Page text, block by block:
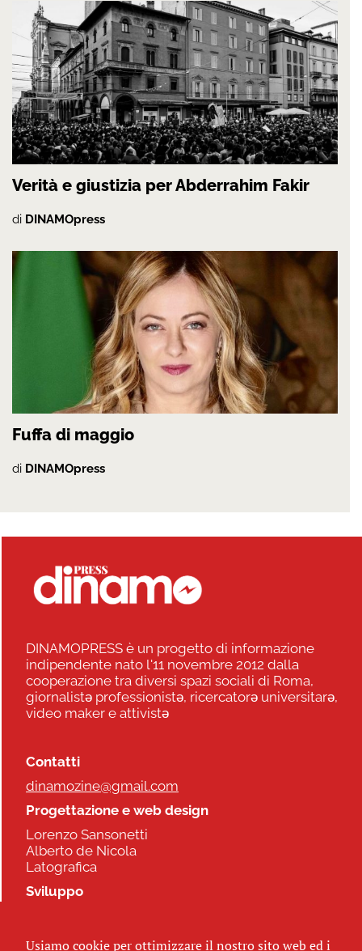
Verità e giustizia per Abderrahim Fakir
di DINAMOpress
Fuffa di maggio
di DINAMOpress
DINAMOPRESS è un progetto di informazione
indipendente nato l'11 novembre 2012 dalla
cooperazione tra diversi spazi sociali di Roma,
giornalistə professionistə, ricercatorə universitarə,
video maker e attivistə
Contatti
dinamozine@gmail.com
Progettazione e web design
Lorenzo Sansonetti
Alberto de Nicola
Latografica
Sviluppo
Usiamo cookie per ottimizzare il nostro sito web ed i